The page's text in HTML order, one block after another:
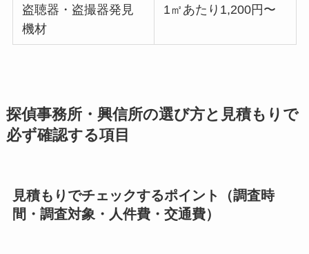
盗聴器・盗撮器発見
機材
1㎡あたり1,200円〜
探偵事務所・興信所の選び方と見積もりで
必ず確認する項目
見積もりでチェックするポイント（調査時
間・調査対象・人件費・交通費）